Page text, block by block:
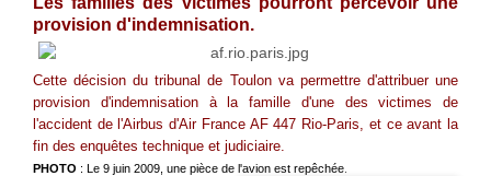
provision d'indemnisation.
Cette décision du tribunal de Toulon va permettre d'attribuer une
provision d'indemnisation à la famille d'une des victimes de
l'accident de l'Airbus d'Air France AF 447 Rio-Paris, et ce avant la
fin des enquêtes technique et judiciaire.
PHOTO : Le 9 juin 2009, une pièce de l'avion est repêchée